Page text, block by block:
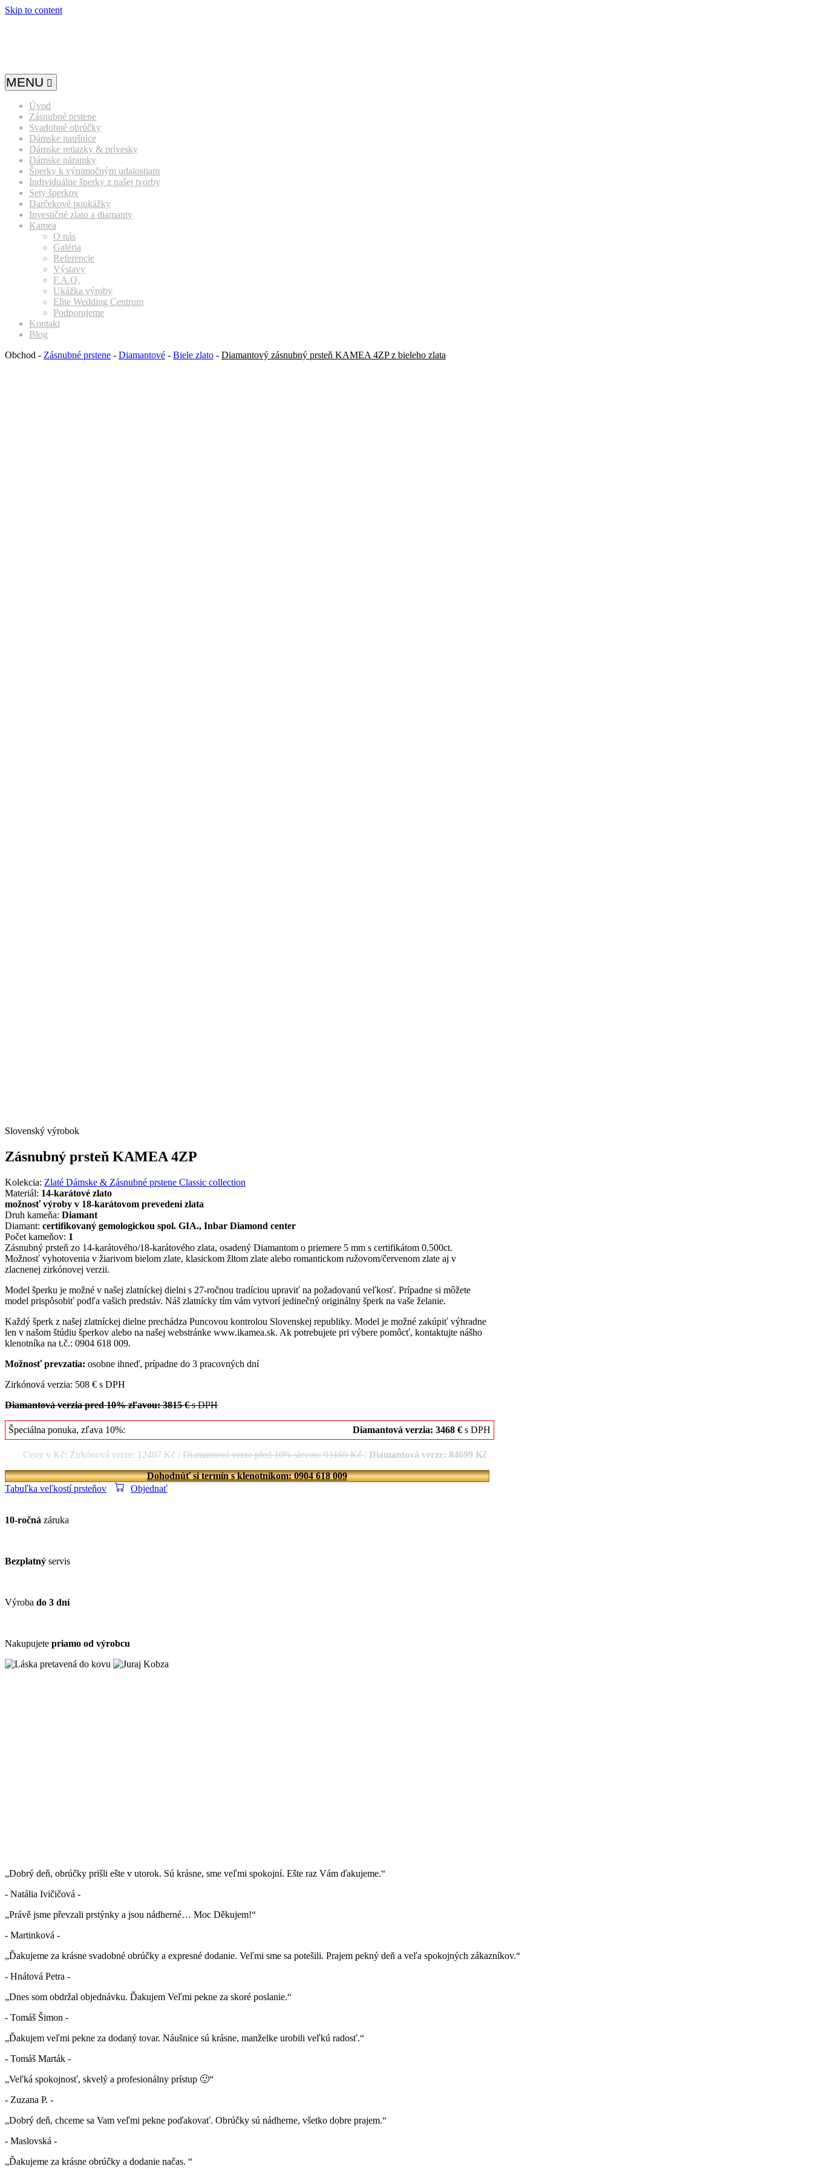
Skip to content
MENU
Úvod
Zásnubné prstene
Svadobné obrúčky
Dámske naušnice
Dámske retiazky & prívesky
Dámske náramky
Šperky k výnimočným udalostiam
Individuálne šperky z našej tvorby
Sety šperkov
Darčekové poukážky
Investičné zlato a diamanty
Kamea
O nás
Galéria
Referencie
Výstavy
F.A.Q.
Ukážka výroby
Elite Wedding Centrum
Podporujeme
Kontakt
Blog
Obchod - Zásnubné prstene - Diamantové - Biele zlato - Diamantový zásnubný prsteň KAMEA 4ZP z bieleho zlata
Slovenský výrobok
Zásnubný prsteň KAMEA 4ZP
Kolekcia: Zlaté Dámske & Zásnubné prstene Classic collection
Materiál: 14-karátové zlato
možnosť výroby v 18-karátovom prevedení zlata
Druh kameňa: Diamant
Diamant: certifikovaný gemologickou spol. GIA., Inbar Diamond center
Počet kameňov: 1
Zásnubný prsteň zo 14-karátového/18-karátového zlata, osadený Diamantom o priemere 5 mm s certifikátom 0.500ct.
Možnosť vyhotovenia v žiarivom bielom zlate, klasickom žltom zlate alebo romantickom ružovom/červenom zlate aj v
zlacnenej zirkónovej verzii.
Model šperku je možné v našej zlatníckej dielni s 27-ročnou tradíciou upraviť na požadovanú veľkosť. Prípadne si môžete
model prispôsobiť podľa vašich predstáv. Náš zlatnícky tím vám vytvorí jedinečný originálny šperk na vaše želanie.
Každý šperk z našej zlatníckej dielne prechádza Puncovou kontrolou Slovenskej republiky. Model je možné zakúpiť výhradne
len v našom štúdiu šperkov alebo na našej webstránke www.ikamea.sk. Ak potrebujete pri výbere pomôcť, kontaktujte nášho
klenotníka na t.č.: 0904 618 009.
Možnosť prevzatia: osobne ihneď, prípadne do 3 pracovných dní
Zirkónová verzia: 508 € s DPH
Diamantová verzia pred 10% zľavou: 3815 €s DPH
Špeciálna ponuka, zľava 10%: Diamantová verzia: 3468 €s DPH
Ceny v Kč: Zirkónová verze: 12407 Kč / Diamantová verze před 10% slevou: 93169 Kč/ Diamantová verze: 84699 Kč
Dohodnúť si termín s klenotníkom: 0904 618 009
Tabuľka veľkostí prsteňov
Objednať
10-ročná záruka
Bezplatný servis
Výroba do 3 dní
Nakupujete priamo od výrobcu
„Dobrý deň, obrúčky prišli ešte v utorok. Sú krásne, sme veľmi spokojní. Ešte raz Vám ďakujeme.“
- Natália Ivičičová -
„Právě jsme převzali prstýnky a jsou nádherné… Moc Děkujem!“
- Martinková -
„Ďakujeme za krásne svadobné obrúčky a expresné dodanie. Veľmi sme sa potešili. Prajem pekný deň a veľa spokojných zákazníkov.“
- Hnátová Petra -
„Dnes som obdržal objednávku. Ďakujem Veľmi pekne za skoré poslanie.“
- Tomáš Šimon -
„Ďakujem veľmi pekne za dodaný tovar. Náušnice sú krásne, manželke urobili veľkú radosť.“
- Tomáš Marták -
„Veľká spokojnosť, skvelý a profesionálny prístup 🙂“
- Zuzana P. -
„Dobrý deň, chceme sa Vam veľmi pekne poďakovať. Obrúčky sú nádherne, všetko dobre prajem.“
- Maslovská -
„Ďakujeme za krásne obrúčky a dodanie načas. “